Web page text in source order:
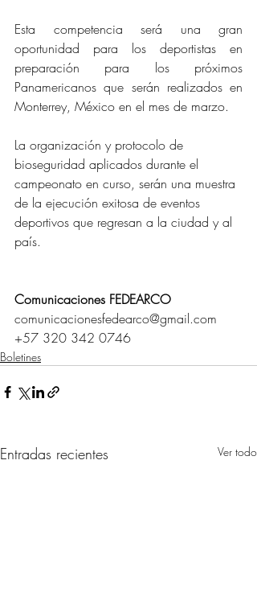
Esta competencia será una gran
oportunidad para los deportistas en
preparación para los próximos
Panamericanos que serán realizados en
Monterrey, México en el mes de marzo.
La organización y protocolo de
bioseguridad aplicados durante el
campeonato en curso, serán una muestra
de la ejecución exitosa de eventos
deportivos que regresan a la ciudad y al
país.
Comunicaciones FEDEARCO
comunicacionesfedearco@gmail.com
+57 320 342 0746
Boletines
Entradas recientes Ver todo